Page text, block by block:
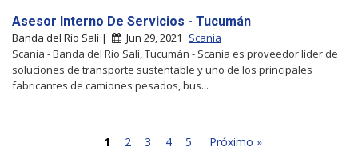
Asesor Interno De Servicios - Tucumán
Banda del Río Salí | Jun 29, 2021
Scania
Scania - Banda del Río Salí, Tucumán - Scania es proveedor líder de
soluciones de transporte sustentable y uno de los principales
fabricantes de camiones pesados, bus...
1 2 3 4 5 Próximo »